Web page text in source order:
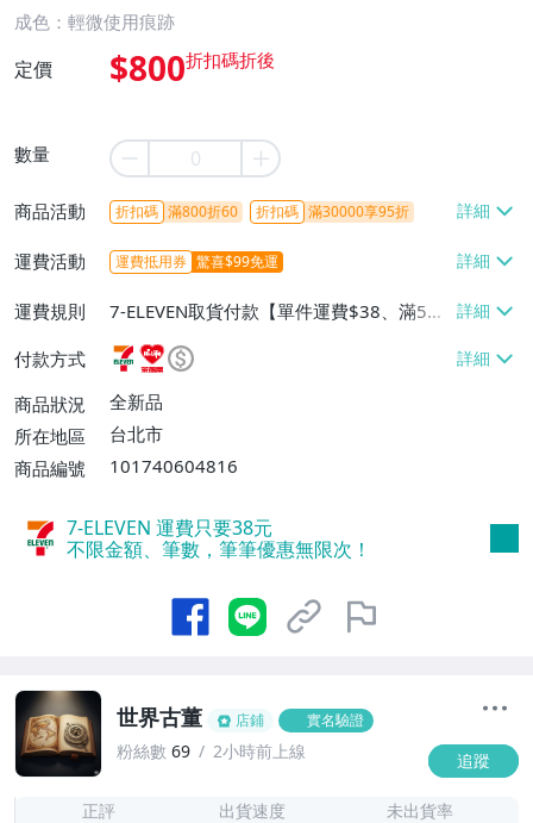
成色：輕微使用痕跡
定價 $800
數量
商品活動 折扣碼 滿800折60 折扣碼 滿30000享95折
運費活動 運費抵用券 驚喜$99免運
運費規則
7-ELEVEN取貨付款【單件運費$38、滿5件
或消費滿$1298免運費】、7-ELEVEN取貨
不付款【免運費】、萊爾富取貨付款【單件
運費$60、滿5件或消費滿$1298免運
費】、宅配/貨運【單件運費$120、滿5件
付款方式
商品狀況
全新品
所在地區
台北市
商品編號
101740604816
7-ELEVEN 運費只要38元
不限金額、筆數，筆筆優惠無限次！
世界古董 店鋪 實名驗證
粉絲數 69 2小時前上線 追蹤
正評 出貨速度 未出貨率